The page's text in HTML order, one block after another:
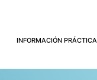
INFORMACIÓN PRÁCTICA